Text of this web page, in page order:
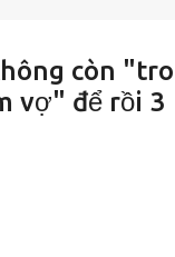
còn
vợ" để rồi 3